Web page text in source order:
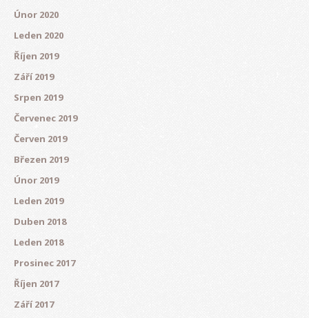
Únor 2020
Leden 2020
Říjen 2019
Září 2019
Srpen 2019
Červenec 2019
Červen 2019
Březen 2019
Únor 2019
Leden 2019
Duben 2018
Leden 2018
Prosinec 2017
Říjen 2017
Září 2017